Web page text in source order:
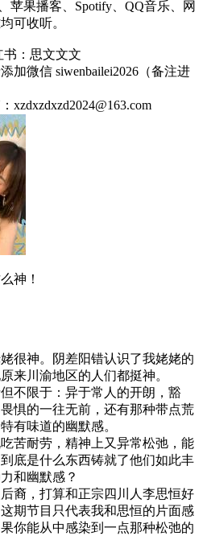
苹果播客、Spotify、QQ音乐、网
可收听。
：思文文文
加微信 siwenbailei2026（备注进
xzdxzdxzd2024@163.com
神！
很神。阴差阳错认识了我姥姥的
来川渝地区的人们都挺神。
不限于：异于常人的开朗，豁
惧的一往无前，还有那种带点荒
有味道的幽默感。
苦耐劳，精神上又异常松弛，能
底是什么东西铸就了他们如此丰
和幽默感？
裔，打算和正宗四川人李思恒好
期节目只代表我和思恒的片面感
你能从中感染到一点那种松弛的